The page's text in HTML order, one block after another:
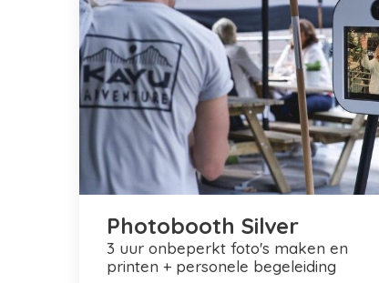
Photobooth Silver
3 uur onbeperkt foto's maken en
printen + personele begeleiding